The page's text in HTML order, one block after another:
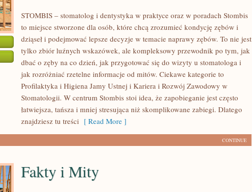
STOMBIS – stomatolog i dentystyka w praktyce oraz w poradach Stombis
to miejsce stworzone dla osób, które chcą zrozumieć kondycję zębów i
dziąseł i podejmować lepsze decyzje w temacie naprawy zębów. To nie jest
tylko zbiór luźnych wskazówek, ale kompleksowy przewodnik po tym, jak
dbać o zęby na co dzień, jak przygotować się do wizyty u stomatologa i
jak rozróżniać rzetelne informacje od mitów. Ciekawe kategorie to
Profilaktyka i Higiena Jamy Ustnej i Kariera i Rozwój Zawodowy w
Stomatologii. W centrum Stombis stoi idea, że zapobieganie jest często
łatwiejsza, tańsza i mniej stresująca niż skomplikowane zabiegi. Dlatego
znajdziesz tu treści [ Read More ]
CONTINUE
Fakty i Mity